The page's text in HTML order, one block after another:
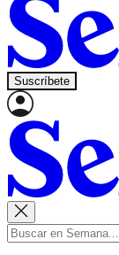
Suscríbete